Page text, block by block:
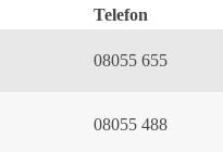
Telefon
08055 655
08055 488